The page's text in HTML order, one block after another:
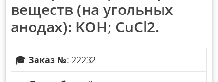
веществ (на угольных
анодах): KOH; CuCl2.
🎓 Заказ №: 22232